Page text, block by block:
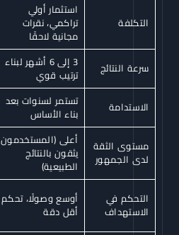
التكلفة
استثمار أولي
تراكمي، نقرات
مجانية لاحقًا
سرعة النتائج 3 إلى 6 أشهر لبناء
ترتيب قوي
الاستدامة
تستمر لسنوات بعد
بناء الأساس
مستوى الثقة
لدى الجمهور
أعلى (المستخدمون
يثقون بالنتائج
الطبيعية)
التحكم في
الاستهداف
أوسع وصولًا، تحكم
أقل دقة